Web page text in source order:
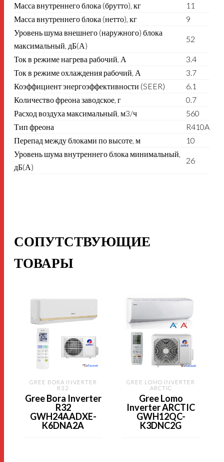
Масса внутреннего блока (брутто), кг
11
Масса внутреннего блока (нетто), кг
9
Уровень шума внешнего (наружного) блока
максимальный, дБ(А)
52
Ток в режиме нагрева рабочий, А
3.4
Ток в режиме охлаждения рабочий, А
3.7
Коэффициент энергоэффективности (SEER)
6.1
Количество фреона заводское, г
0.7
Расход воздуха максимальный, м3/ч
560
Тип фреона
R410A
Перепад между блоками по высоте, м
10
Уровень шума внутреннего блока минимальный,
дБ(А)
26
СОПУТСТВУЮЩИЕ
ТОВАРЫ
GREE BORA INVERTER
R32
Gree Bora Inverter
R32
GWH24AADXE-
K6DNA2A
GREE LOMO INVERTER
ARCTIC
Gree Lomo
Inverter ARCTIC
GWH12QC-
K3DNC2G